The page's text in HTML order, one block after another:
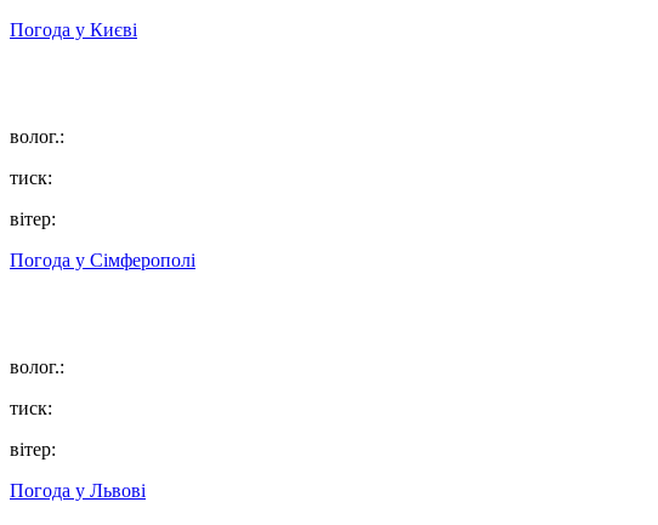
Погода у Києві
волог.:
тиск:
вітер:
Погода у Сімферополі
волог.:
тиск:
вітер:
Погода у Львові